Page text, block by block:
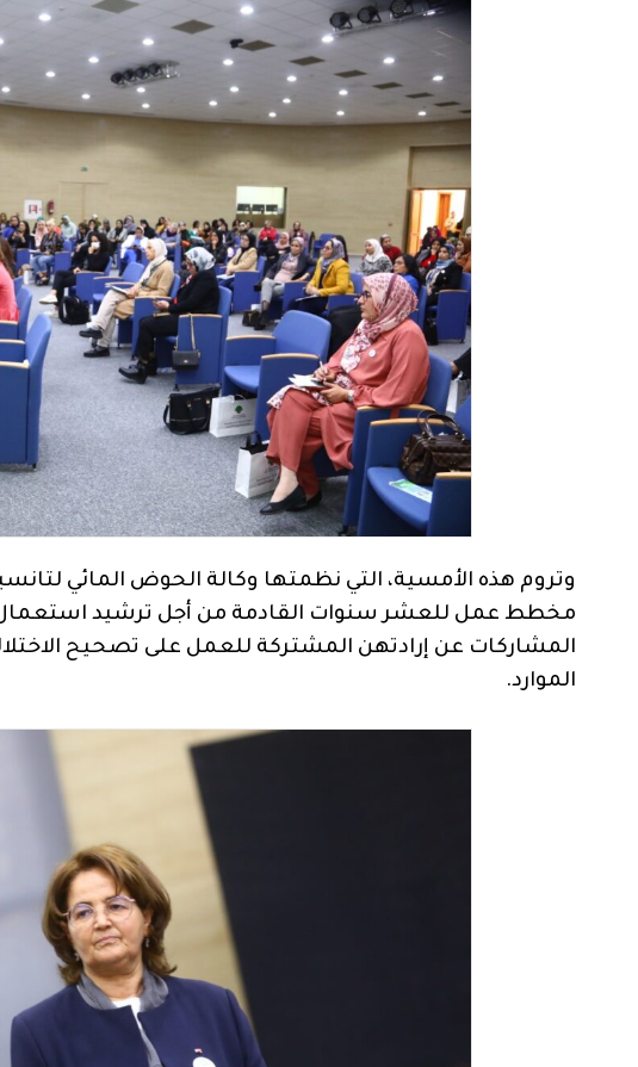
وتروم هذه الأمسية، التي نظمتها وكالة الحوض المائي
مخطط عمل للعشر سنوات القادمة من أجل ترشيد استعمال
المشاركات عن إرادتهن المشتركة للعمل على تصحيح
الموارد.